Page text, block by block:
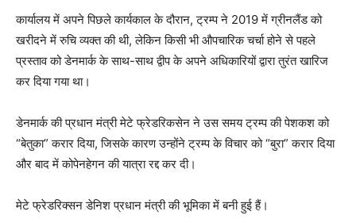
कार्यालय में अपने पिछले कार्यकाल के दौरान, ट्रम्प ने 2019 में ग्रीनलैंड को
खरीदने में रुचि व्यक्त की थी, लेकिन किसी भी औपचारिक चर्चा होने से पहले
प्रस्ताव को डेनमार्क के साथ-साथ द्वीप के अपने अधिकारियों द्वारा तुरंत खारिज
कर दिया गया था।
डेनमार्क की प्रधान मंत्री मेटे फ्रेडरिकसेन ने उस समय ट्रम्प की पेशकश को
“बेतुका” करार दिया, जिसके कारण उन्होंने ट्रम्प के विचार को “बुरा” करार दिया
और बाद में कोपेनहेगन की यात्रा रद्द कर दी।
मेटे फ्रेडरिक्सन डेनिश प्रधान मंत्री की भूमिका में बनी हुई हैं।